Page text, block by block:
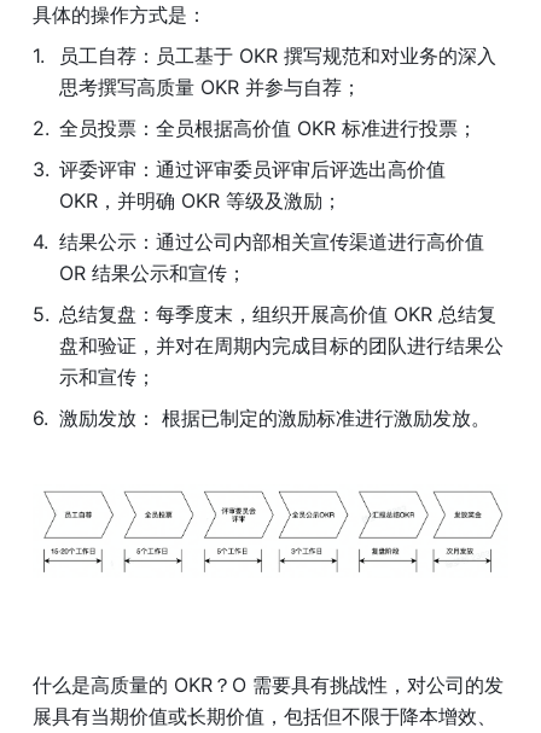
具体的操作方式是：
员工自荐：员工基于 OKR 撰写规范和对业务的深入
思考撰写高质量 OKR 并参与自荐；
全员投票：全员根据高价值 OKR 标准进行投票；
评委评审：通过评审委员评审后评选出高价值
OKR，并明确 OKR 等级及激励；
结果公示：通过公司内部相关宣传渠道进行高价值
OR 结果公示和宣传；
总结复盘：每季度末，组织开展高价值 OKR 总结复
盘和验证，并对在周期内完成目标的团队进行结果公
示和宣传；
激励发放： 根据已制定的激励标准进行激励发放。
什么是高质量的 OKR？O 需要具有挑战性，对公司的发
展具有当期价值或长期价值，包括但不限于降本增效、